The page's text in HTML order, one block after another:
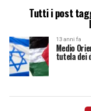
Tutti i post
13 anni fa
Medio
tutela dei